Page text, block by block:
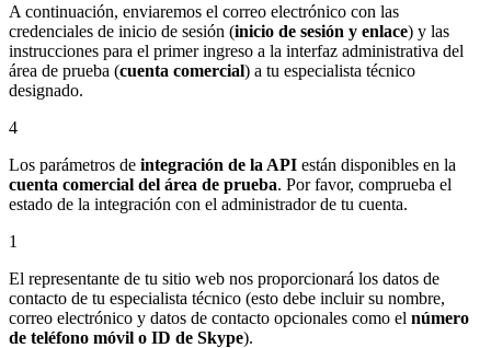
A continuación, enviaremos el correo electrónico con las
credenciales de inicio de sesión (inicio de sesión y enlace) y las
instrucciones para el primer ingreso a la interfaz administrativa del
área de prueba (cuenta comercial) a tu especialista técnico
designado.
4
Los parámetros de integración de la API están disponibles en la
cuenta comercial del área de prueba. Por favor, comprueba el
estado de la integración con el administrador de tu cuenta.
1
El representante de tu sitio web nos proporcionará los datos de
contacto de tu especialista técnico (esto debe incluir su nombre,
correo electrónico y datos de contacto opcionales como el número
de teléfono móvil o ID de Skype).